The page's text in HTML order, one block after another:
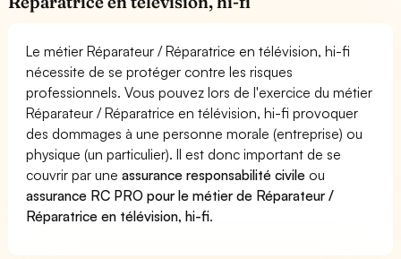
Le métier Réparateur / Réparatrice en télévision, hi-fi
nécessite de se protéger contre les risques
professionnels. Vous pouvez lors de l'exercice du métier
Réparateur / Réparatrice en télévision, hi-fi provoquer
des dommages à une personne morale (entreprise) ou
physique (un particulier). Il est donc important de se
couvrir par uneassurance responsabilité civile ou
assurance RC PRO pour le métier de Réparateur /
Réparatrice en télévision, hi-fi.